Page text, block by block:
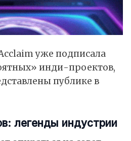
уже подписала
инди-проектов,
публике в
легенды индустрии